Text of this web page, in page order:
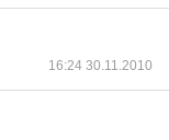
16:24 30.11.2010